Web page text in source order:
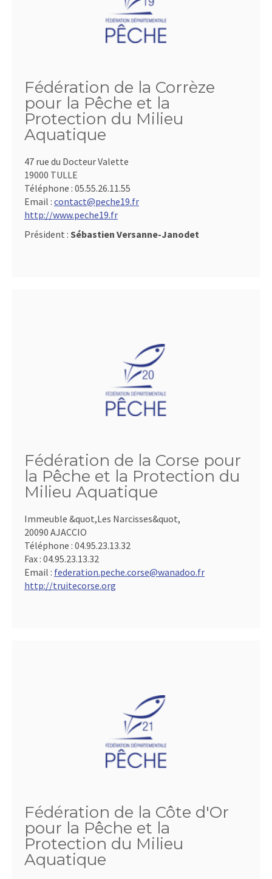
Fédération de la Corrèze
pour la Pêche et la
Protection du Milieu
Aquatique
47 rue du Docteur Valette
19000 TULLE
Téléphone : 05.55.26.11.55
Email : contact@peche19.fr
http://www.peche19.fr
Président : Sébastien Versanne-Janodet
Fédération de la Corse pour
la Pêche et la Protection du
Milieu Aquatique
Immeuble &quot,Les Narcisses&quot,
20090 AJACCIO
Téléphone : 04.95.23.13.32
Fax : 04.95.23.13.32
Email : federation.peche.corse@wanadoo.fr
http://truitecorse.org
Fédération de la Côte d'Or
pour la Pêche et la
Protection du Milieu
Aquatique